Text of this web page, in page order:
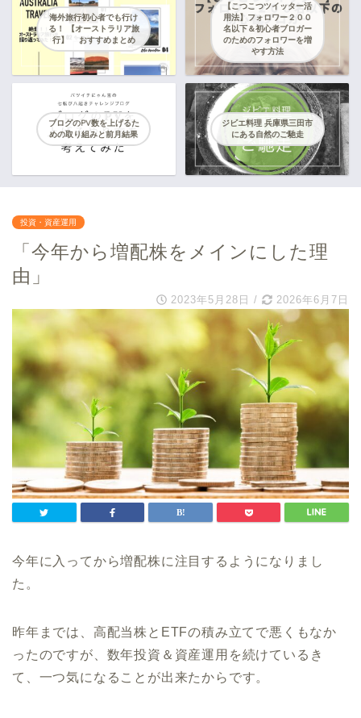
海外旅行初心者でも行け
る！ 【オーストラリア旅
行】 おすすめまとめ
【こつこつツイッター活
用法】フォロワー２００
名以下＆初心者ブロガー
のためのフォロワーを増
やす方法
ブログのPV数を上げるた
めの取り組みと前月結果
ジビエ料理 兵庫県三田市
にある自然のご馳走
投資・資産運用
「今年から増配株をメインにした理
由」
2023年5月28日 / 2026年6月7日
今年に入ってから増配株に注目するようになりまし
た。
昨年までは、高配当株とETFの積み立てで悪くもなか
ったのですが、数年投資＆資産運用を続けているき
て、一つ気になることが出来たからです。